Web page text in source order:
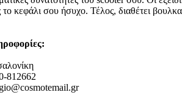
το κεφάλι σου ήσυχο. Τέλος, διαθέτει
812662